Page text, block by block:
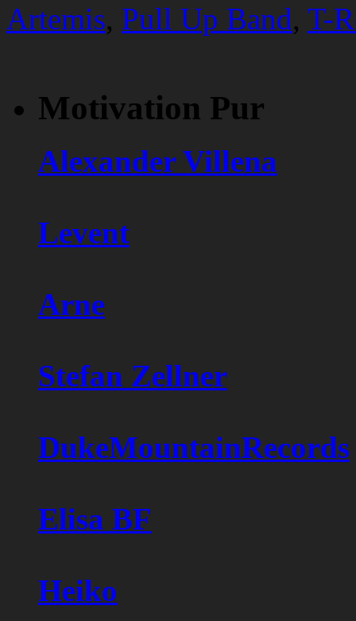
Artemis, Pull Up Band, T-
Motivation Pur
Alexander Villena
Levent
Arne
Stefan Zellner
DukeMountainRecords
Elisa BF
Heiko